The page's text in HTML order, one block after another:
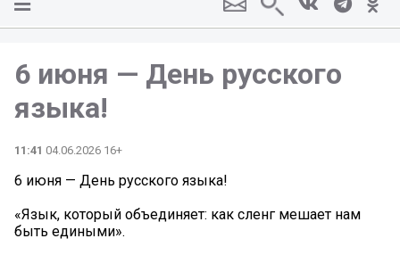
6 июня — День русского
языка!
11:41 04.06.2026 16+
6 июня — День русского языка!
«Язык, который объединяет: как сленг мешает нам
быть едиными».